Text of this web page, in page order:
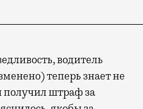
водитель
теперь знает не
получил штраф за